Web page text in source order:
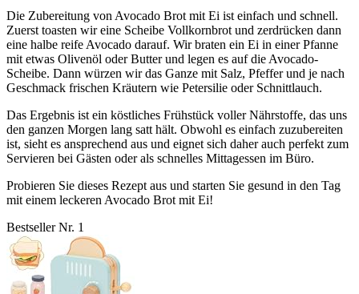
Die Zubereitung von Avocado Brot mit Ei ist einfach und schnell.
Zuerst toasten wir eine Scheibe Vollkornbrot und zerdrücken dann
eine halbe reife Avocado darauf. Wir braten ein Ei in einer Pfanne
mit etwas Olivenöl oder Butter und legen es auf die Avocado-
Scheibe. Dann würzen wir das Ganze mit Salz, Pfeffer und je nach
Geschmack frischen Kräutern wie Petersilie oder Schnittlauch.
Das Ergebnis ist ein köstliches Frühstück voller Nährstoffe, das uns
den ganzen Morgen lang satt hält. Obwohl es einfach zuzubereiten
ist, sieht es ansprechend aus und eignet sich daher auch perfekt zum
Servieren bei Gästen oder als schnelles Mittagessen im Büro.
Probieren Sie dieses Rezept aus und starten Sie gesund in den Tag
mit einem leckeren Avocado Brot mit Ei!
Bestseller Nr. 1